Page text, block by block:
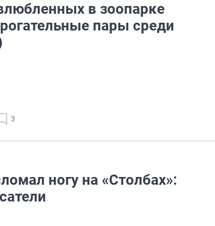
в зоопарке
пары среди
3
ногу на «Столбах»: